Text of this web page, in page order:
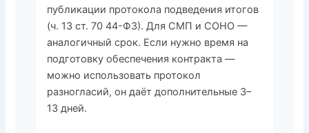
публикации протокола подведения итогов
(ч. 13 ст. 70 44-ФЗ). Для СМП и СОНО —
аналогичный срок. Если нужно время на
подготовку обеспечения контракта —
можно использовать протокол
разногласий, он даёт дополнительные 3–
13 дней.